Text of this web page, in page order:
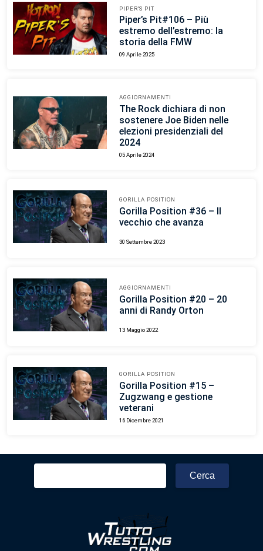
PIPER'S PIT
Piper’s Pit#106 – Più
estremo dell’estremo: la
storia della FMW
09 Aprile 2025
AGGIORNAMENTI
The Rock dichiara di non
sostenere Joe Biden nelle
elezioni presidenziali del
2024
05 Aprile 2024
GORILLA POSITION
Gorilla Position #36 – Il
vecchio che avanza
30 Settembre 2023
AGGIORNAMENTI
Gorilla Position #20 – 20
anni di Randy Orton
13 Maggio 2022
GORILLA POSITION
Gorilla Position #15 –
Zugzwang e gestione
veterani
16 Dicembre 2021
Ricerca